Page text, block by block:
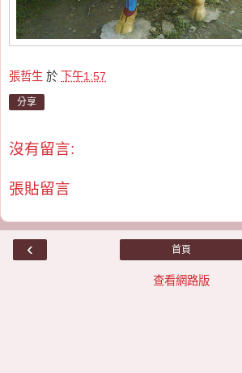
張哲生 於 下午1:57
分享
沒有留言:
張貼留言
‹ 首頁
查看網路版